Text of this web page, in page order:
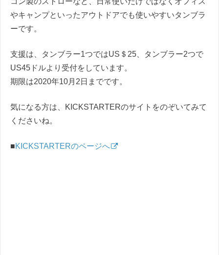
やキャンプといったアウトドアでも使いやすいタンブラ
ーです。
支援は、タンブラー1つではUS＄25、タンブラー2つで
US45ドルより受付をしています。
期限は2020年10月2日までです。
気になる方は、KICKSTARTERのサイトをのぞいてみて
くださいね。
■KICKSTARTERのページへ